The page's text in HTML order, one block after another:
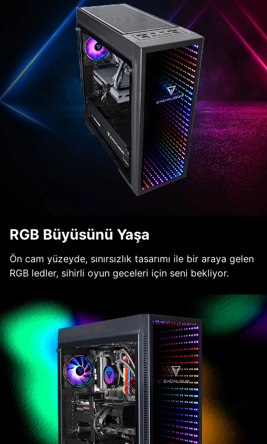
RGB Büyüsünü Yaşa
Ön cam yüzeyde, sınırsızlık tasarımı ile bir araya gelen
RGB ledler, sihirli oyun geceleri için seni bekliyor.